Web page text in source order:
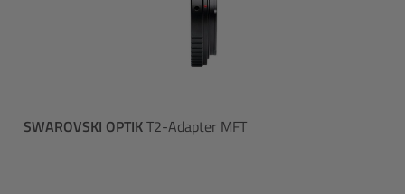
SWAROVSKI OPTIKT2-Adapter MFT